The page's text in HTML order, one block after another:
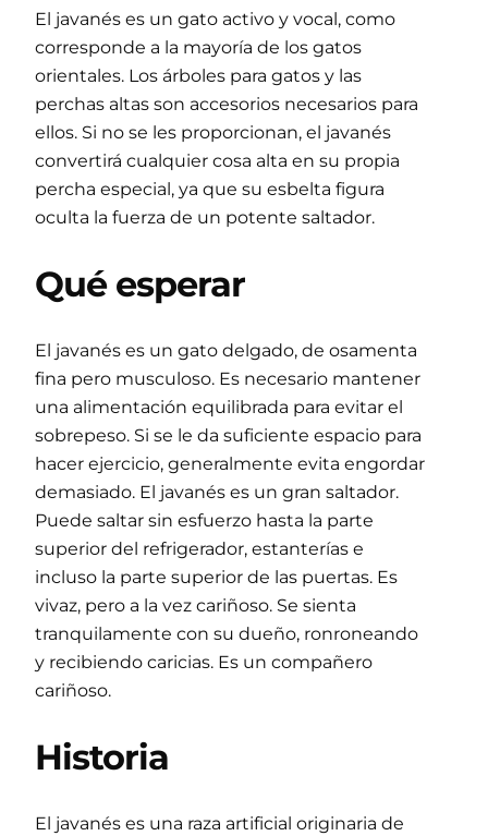
El javanés es un gato activo y vocal, como
corresponde a la mayoría de los gatos
orientales. Los árboles para gatos y las
perchas altas son accesorios necesarios para
ellos. Si no se les proporcionan, el javanés
convertirá cualquier cosa alta en su propia
percha especial, ya que su esbelta figura
oculta la fuerza de un potente saltador.
Qué esperar
El javanés es un gato delgado, de osamenta
fina pero musculoso. Es necesario mantener
una alimentación equilibrada para evitar el
sobrepeso. Si se le da suficiente espacio para
hacer ejercicio, generalmente evita engordar
demasiado. El javanés es un gran saltador.
Puede saltar sin esfuerzo hasta la parte
superior del refrigerador, estanterías e
incluso la parte superior de las puertas. Es
vivaz, pero a la vez cariñoso. Se sienta
tranquilamente con su dueño, ronroneando
y recibiendo caricias. Es un compañero
cariñoso.
Historia
El javanés es una raza artificial originaria de